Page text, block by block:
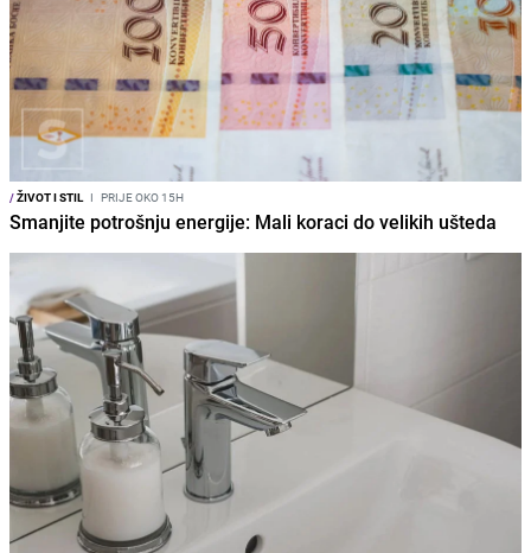
/ŽIVOT I STIL I PRIJE OKO 15H
Smanjite potrošnju energije: Mali koraci do velikih ušteda